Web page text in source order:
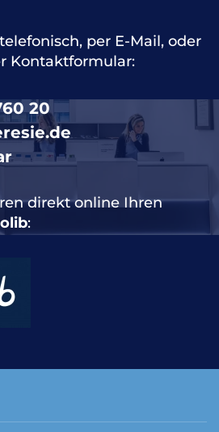
per E-Mail, oder
Kontaktformular:
20
direkt online Ihren
: